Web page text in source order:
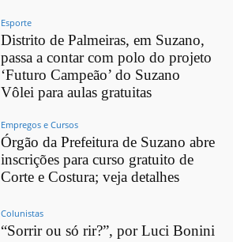
Esporte
Distrito de Palmeiras, em Suzano,
passa a contar com polo do projeto
‘Futuro Campeão’ do Suzano
Vôlei para aulas gratuitas
Empregos e Cursos
Órgão da Prefeitura de Suzano abre
inscrições para curso gratuito de
Corte e Costura; veja detalhes
Colunistas
“Sorrir ou só rir?”, por Luci Bonini